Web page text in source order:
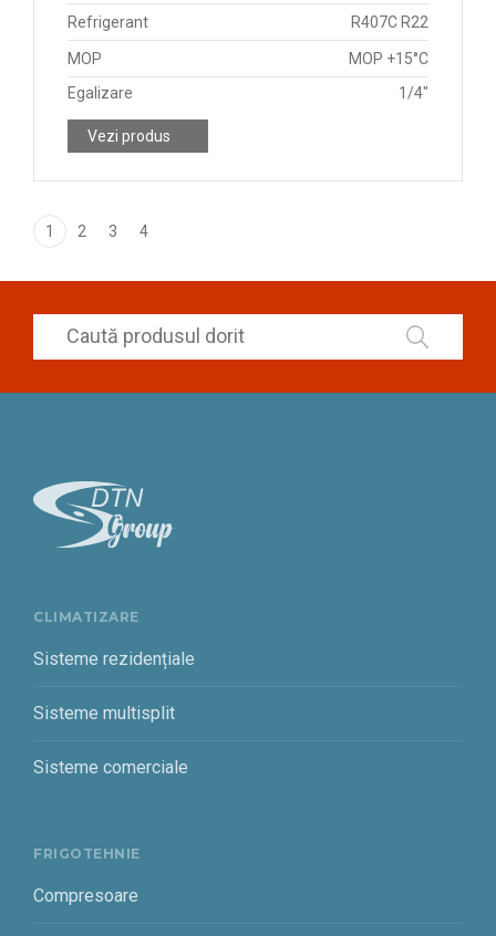
Refrigerant R407C R22
MOP
MOP +15°C
Egalizare
1/4"
Vezi produs
1 2 3 4
CLIMATIZARE
Sisteme rezidențiale
Sisteme multisplit
Sisteme comerciale
FRIGOTEHNIE
Compresoare